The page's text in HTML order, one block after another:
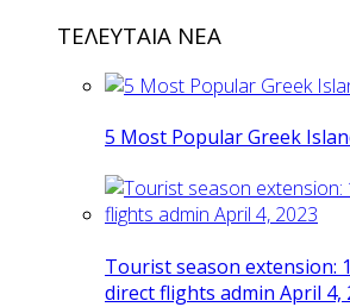
ΤΕΛΕΥΤΑΙΑ ΝΕΑ
5 Most Popular Greek
Tourist season extension:
direct flights admin April 4,